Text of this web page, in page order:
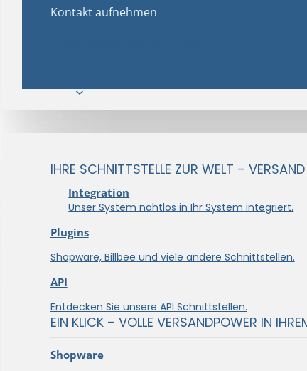
Kontakt aufnehmen
E-Commerce
IHRE SCHNITTSTELLE ZUR WELT –
Integration
Unser System nahtlos in Ihr System integriert.
Plugins
Shopware, Billbee und viele andere Schnittstellen.
API
Entdecken Sie unsere API Schnittstellen.
EIN KLICK – VOLLE VERSANDPOWER IN
Shopware